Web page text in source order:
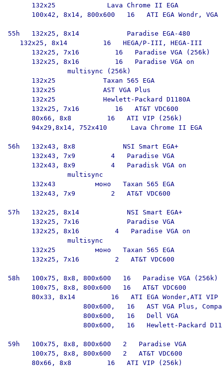
      132x25             Lava Chrome II EGA
100x42, 8x14, 800x600   16   ATI EGA Wondr, VGA
55h   132x25, 8x14            Paradise EGA-480
   132x25, 8x14         16   HEGA/P-III, HEGA-III
      132x25, 7x16         16   Paradise VGA (256k)
      132x25, 8x16         16   Paradise VGA on
               multisync (256k)
      132x25            Taxan 565 EGA
      132x25            AST VGA Plus
      132x25            Hewlett-Packard D1180A
      132x25, 7x16         16   AT&T VDC600
      80x66, 8x8         16   ATI VIP (256k)
      94x29,8x14, 752x410      Lava Chrome II EGA
56h   132x43, 8x8            NSI Smart EGA+
      132x43, 7x9         4   Paradise VGA
      132x43, 8x9         4   Paradisk VGA on
               multisync
      132x43          моно   Taxan 565 EGA
      132x43, 7x9         2   AT&T VDC600
57h   132x25, 8x14            NSI Smart EGA+
      132x25, 7x16            Paradise VGA
      132x25, 8x16         4   Paradise VGA on
               multisync
      132x25          моно   Taxan 565 EGA
      132x25, 7x16         2   AT&T VDC600
58h   100x75, 8x8, 800x600   16   Paradise VGA (256k)
      100x75, 8x8, 800x600   16   AT&T VDC600
      80x33, 8x14         16   ATI EGA Wonder,ATI VIP
800x600,   16   AST VGA Plus,
                   800x600,   16   Dell VGA
800x600,   16   Hewlett-Packard
59h   100x75, 8x8, 800x600   2   Paradise VGA
      100x75, 8x8, 800x600   2   AT&T VDC600
      80x66, 8x8         16   ATI VIP (256k)